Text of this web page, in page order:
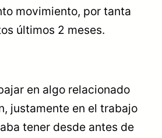
movimiento, por tanta
últimos 2 meses.
en algo relacionado
justamente en el trabajo
tener desde antes de